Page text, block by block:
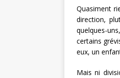
Quasiment
direction,
quelques-
certains
eux, un
Mais ni